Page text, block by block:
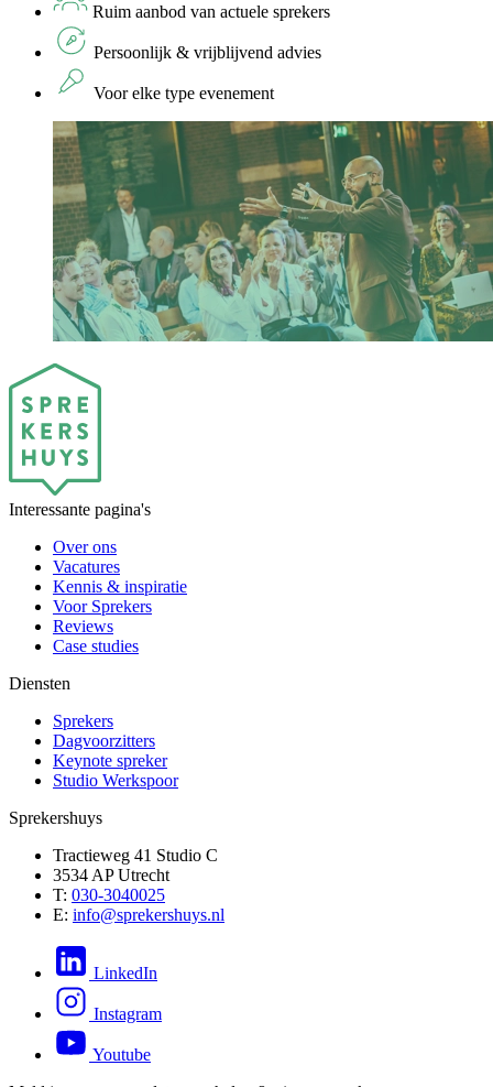
Ruim aanbod van actuele sprekers
Persoonlijk & vrijblijvend advies
Voor elke type evenement
Interessante pagina's
Over ons
Vacatures
Kennis & inspiratie
Voor Sprekers
Reviews
Case studies
Diensten
Sprekers
Dagvoorzitters
Keynote spreker
Studio Werkspoor
Sprekershuys
Tractieweg 41 Studio C
3534 AP Utrecht
T: 030-3040025
E: info@sprekershuys.nl
LinkedIn
Instagram
Youtube